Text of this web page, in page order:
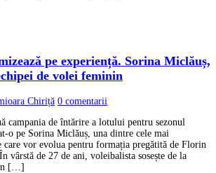
pe experiență. Sorina Miclăuș,
de volei feminin
Chiriță 0 comentarii
campania de întărire a lotului pentru sezonul
o pe Sorina Miclăuș, una dintre cele mai
care vor evolua pentru formația pregătită de Florin
vârstă de 27 de ani, voleibalista sosește de la
în […]